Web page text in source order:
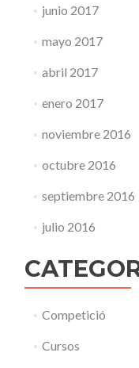
junio 2017
mayo 2017
abril 2017
enero 2017
noviembre 2016
octubre 2016
septiembre 2016
julio 2016
Competició
Cursos